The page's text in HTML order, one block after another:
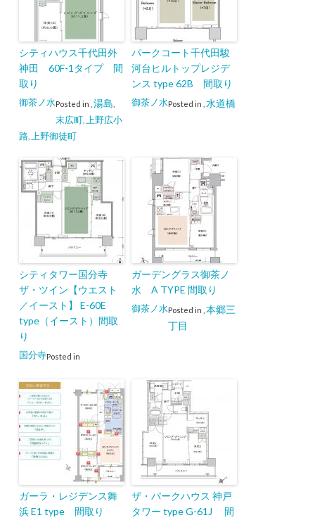
シティハウス千代田外
神田 60F-1タイプ 間
取り
Posted in
御茶ノ水 湯島
末広町 上野広小
路, 上野御徒町
パークコート千代田駿
河台ヒルトップレジデ
ンス type 62B 間取り
Posted in
御茶ノ水 水道橋
シティタワー国分寺
ザ・ツイン【ウエスト
／イースト】 E-60E
type（イースト）間取
り
Posted in
国分寺
ガーデングラス御茶ノ
水 A TYPE 間取り
Posted in
御茶ノ水
本郷三
丁目
ガーラ・レジデンス舞
浜 E1 type 間取り
ザ・パークハウス 神戸
タワー type G-61J 間